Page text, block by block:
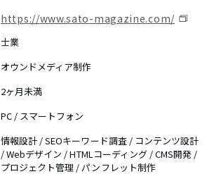
https://www.sato-magazine.com/
士業
オウンドメディア制作
2ヶ月未満
PC / スマートフォン
情報設計 / SEOキーワード調査 / コンテンツ設計
/ Webデザイン / HTMLコーディング / CMS開発 /
プロジェクト管理 / パンフレット制作